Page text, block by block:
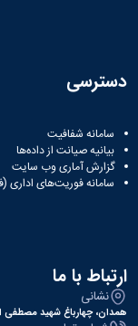
معاونت
فناوری
دسترسی
سامانه شفافیت
بیانیه صیانت از داده‌ها
گزارش آماری وب‌ سایت
سامانه فوریت‌های اداری
ارتباط با ما
نشانی
همدان، چهارباغ شهید مصطفی